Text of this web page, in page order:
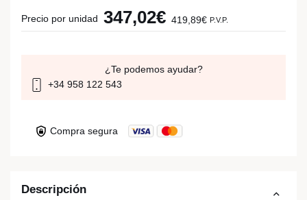
Descripción
Precio por unidad 347,02€ 419,89€ P.V.P.
¿Te podemos ayudar?
+34 958 122 543
Compra segura